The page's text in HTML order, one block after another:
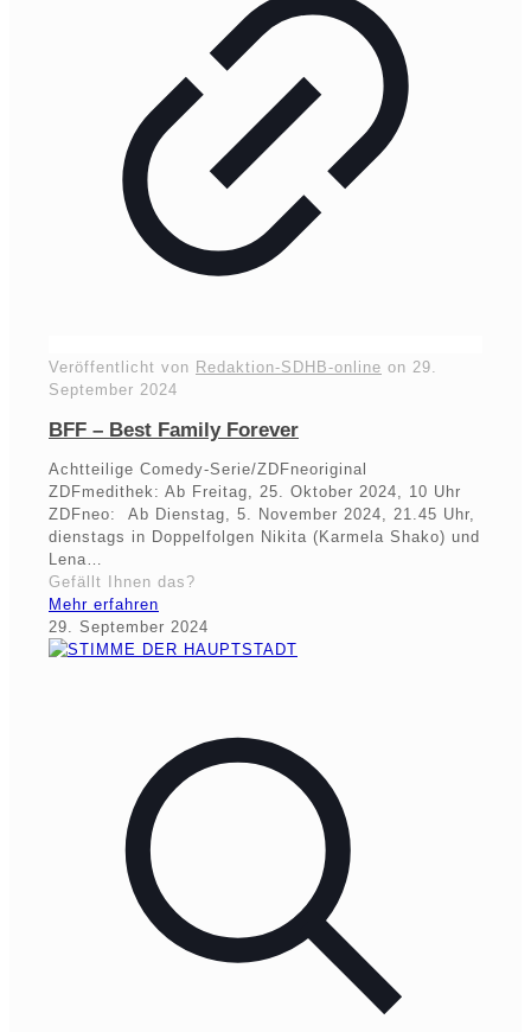
Veröffentlicht von Redaktion-SDHB-online on 29.
September 2024
BFF – Best Family Forever
Achtteilige Comedy-Serie/ZDFneoriginal
ZDFmedithek: Ab Freitag, 25. Oktober 2024, 10 Uhr
ZDFneo: Ab Dienstag, 5. November 2024, 21.45 Uhr,
dienstags in Doppelfolgen Nikita (Karmela Shako) und
Lena…
Gefällt Ihnen das?
Mehr erfahren
29. September 2024